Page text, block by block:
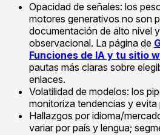
Opacidad de señales: los
motores generativos no son
documentación de alto nivel
observacional. La página de
Funciones de IA y tu sitio
pautas más claras sobre
enlaces.
Volatilidad de modelos: los
monitoriza tendencias y evita
Hallazgos por idioma/
variar por país y lengua;